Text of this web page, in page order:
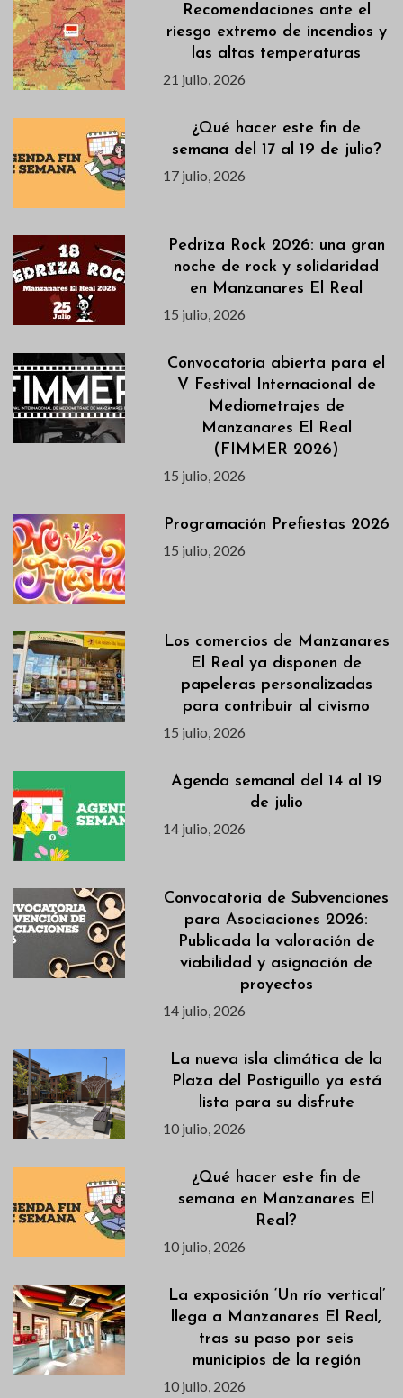
Recomendaciones ante el
riesgo extremo de incendios y
las altas temperaturas
21 julio, 2026
¿Qué hacer este fin de
semana del 17 al 19 de julio?
17 julio, 2026
Pedriza Rock 2026: una gran
noche de rock y solidaridad
en Manzanares El Real
15 julio, 2026
Convocatoria abierta para el
V Festival Internacional de
Mediometrajes de
Manzanares El Real
(FIMMER 2026)
15 julio, 2026
Programación Prefiestas 2026
15 julio, 2026
Los comercios de Manzanares
El Real ya disponen de
papeleras personalizadas
para contribuir al civismo
15 julio, 2026
Agenda semanal del 14 al 19
de julio
14 julio, 2026
Convocatoria de Subvenciones
para Asociaciones 2026:
Publicada la valoración de
viabilidad y asignación de
proyectos
14 julio, 2026
La nueva isla climática de la
Plaza del Postiguillo ya está
lista para su disfrute
10 julio, 2026
¿Qué hacer este fin de
semana en Manzanares El
Real?
10 julio, 2026
La exposición ‘Un río vertical’
llega a Manzanares El Real,
tras su paso por seis
municipios de la región
10 julio, 2026